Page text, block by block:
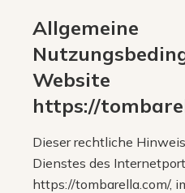
Allgemeine
Website
https://
Dieser rechtliche
Dienstes des
https://tombarella.com/,